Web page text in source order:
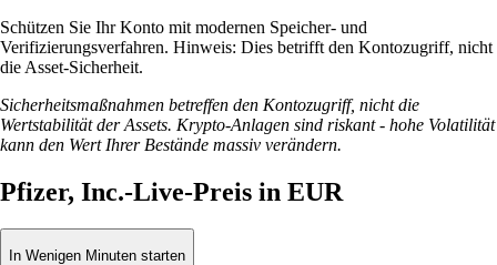
Schützen Sie Ihr Konto mit modernen Speicher- und
Verifizierungsverfahren. Hinweis: Dies betrifft den Kontozugriff, nicht
die Asset-Sicherheit.
Sicherheitsmaßnahmen betreffen den Kontozugriff, nicht die
Wertstabilität der Assets. Krypto-Anlagen sind riskant - hohe Volatilität
kann den Wert Ihrer Bestände massiv verändern.
Pfizer, Inc.-Live-Preis in EUR
In Wenigen Minuten starten